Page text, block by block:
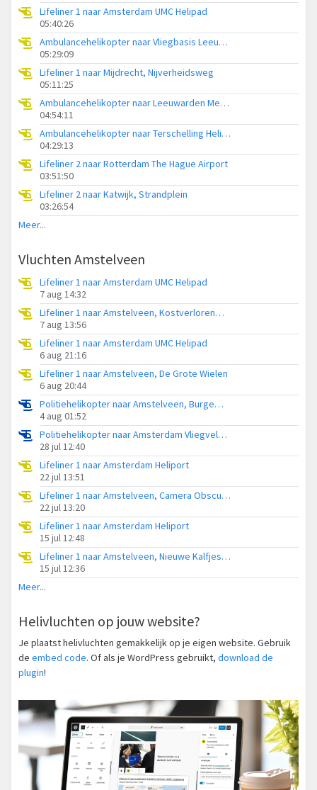
Lifeliner 1 naar Amsterdam UMC Helipad
05:40:26
Ambulancehelikopter naar Vliegbasis Leeuwarden
05:29:09
Lifeliner 1 naar Mijdrecht, Nijverheidsweg
05:11:25
Ambulancehelikopter naar Leeuwarden Medical Center Heliport
04:54:11
Ambulancehelikopter naar Terschelling Heliport
04:29:13
Lifeliner 2 naar Rotterdam The Hague Airport
03:51:50
Lifeliner 2 naar Katwijk, Strandplein
03:26:54
Meer...
Vluchten Amstelveen
Lifeliner 1 naar Amsterdam UMC Helipad
7 aug 14:32
Lifeliner 1 naar Amstelveen, Kostverlorenweg
7 aug 13:56
Lifeliner 1 naar Amsterdam UMC Helipad
6 aug 21:16
Lifeliner 1 naar Amstelveen, De Grote Wielen
6 aug 20:44
Politiehelikopter naar Amstelveen, Burgemeester Boersweg
4 aug 01:52
Politiehelikopter naar Amsterdam Vliegveld Schiphol
28 jul 12:40
Lifeliner 1 naar Amsterdam Heliport
22 jul 13:51
Lifeliner 1 naar Amstelveen, Camera Obscuralaan
22 jul 13:20
Lifeliner 1 naar Amsterdam Heliport
15 jul 12:48
Lifeliner 1 naar Amstelveen, Nieuwe Kalfjeslaan
15 jul 12:36
Meer...
Helivluchten op jouw website?
Je plaatst helivluchten gemakkelijk op je eigen website. Gebruik
de embed code. Of als je WordPress gebruikt, download de
plugin!